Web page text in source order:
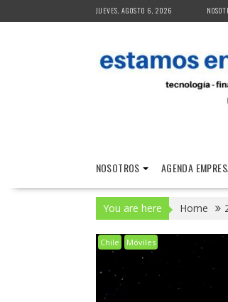
to
JUEVES, AGOSTO 6, 2026
NOSOTROS AGENDA
You are here Home
Chile Móviles